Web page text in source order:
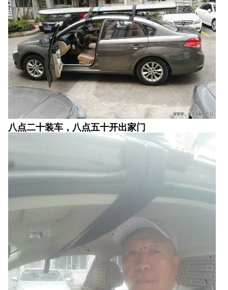
八点二十装车，八点五十开出家门